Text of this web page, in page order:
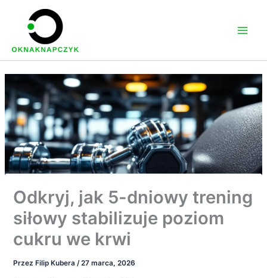
Odkryj, jak 5-dniowy trening
siłowy stabilizuje poziom
cukru we krwi
PrzezFilip Kubera/27 marca, 2026